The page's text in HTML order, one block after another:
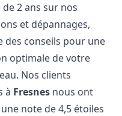
2 ans sur nos
et dépannages,
des conseils pour une
optimale de votre
Nos clients
à Fresnes nous ont
note de 4,5 étoiles